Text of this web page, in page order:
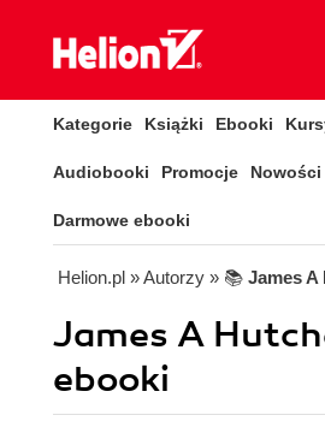
Kategorie Książki Ebooki
Audiobooki Promocje Nowości
Darmowe ebooki
Helion.pl » Autorzy » 📚 James
James A
ebooki